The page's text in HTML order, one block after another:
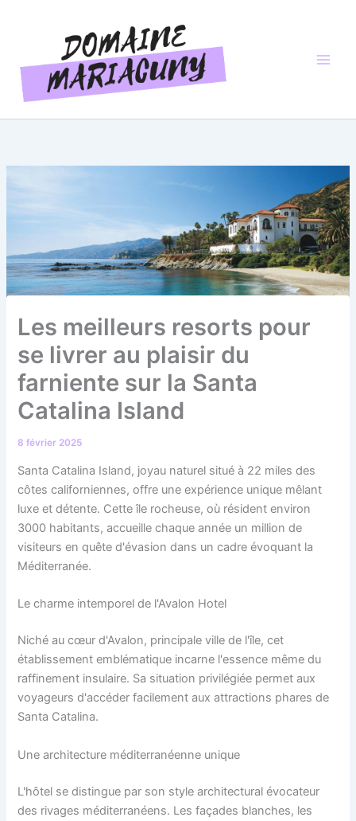
Les meilleurs resorts pour
se livrer au plaisir du
farniente sur la Santa
Catalina Island
8 février 2025
Santa Catalina Island, joyau naturel situé à 22 miles des
côtes californiennes, offre une expérience unique mêlant
luxe et détente. Cette île rocheuse, où résident environ
3000 habitants, accueille chaque année un million de
visiteurs en quête d'évasion dans un cadre évoquant la
Méditerranée.
Le charme intemporel de l'Avalon Hotel
Niché au cœur d'Avalon, principale ville de l'île, cet
établissement emblématique incarne l'essence même du
raffinement insulaire. Sa situation privilégiée permet aux
voyageurs d'accéder facilement aux attractions phares de
Santa Catalina.
Une architecture méditerranéenne unique
L'hôtel se distingue par son style architectural évocateur
des rivages méditerranéens. Les façades blanches, les